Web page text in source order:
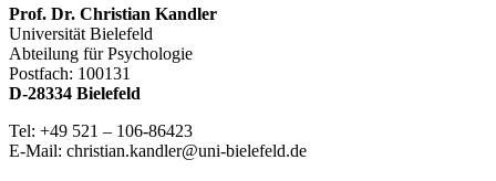
Prof. Dr. Christian Kandler
Universität Bielefeld
Abteilung für Psychologie
Postfach: 100131
D-28334 Bielefeld
Tel: +49 521 – 106-86423
E-Mail: christian.kandler@uni-bielefeld.de